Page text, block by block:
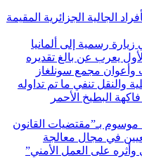
الجالية الجزائرية المقيمة
رسمية إلى ألمانيا
يعرب عن بالغ تقديره
وأعوان مجمع سونلغاز
والنقل تنفي ما تم تداوله
البطيخ الأحمر
موسوم بـ”مقتضيات القانون
في مجال معالجة
على العمل الأمني”